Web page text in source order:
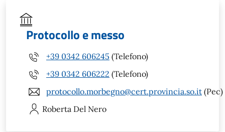
Protocollo e messo
+39 0342 606245 (Telefono)
+39 0342 606222 (Telefono)
protocollo.morbegno@cert.provincia.so.it (Pec)
Roberta Del Nero